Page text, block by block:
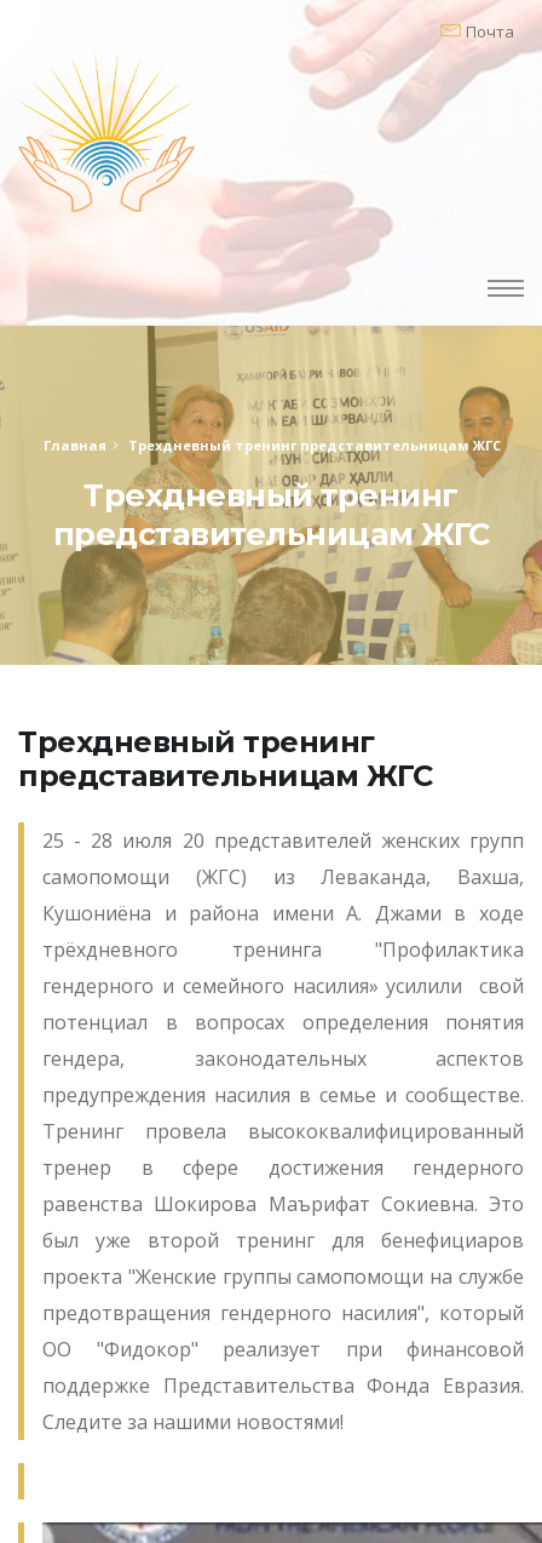
Почта
Главная Трехдневный тренинг представительницам ЖГС
Трехдневный тренинг
представительницам ЖГС
Трехдневный тренинг
представительницам ЖГС
25 - 28 июля 20 представителей женских групп
самопомощи (ЖГС) из Леваканда, Вахша,
Кушониёна и района имени А. Джами в ходе
трёхдневного тренинга "Профилактика
гендерного и семейного насилия» усилили свой
потенциал в вопросах определения понятия
гендера, законодательных аспектов
предупреждения насилия в семье и сообществе.
Тренинг провела высококвалифицированный
тренер в сфере достижения гендерного
равенства Шокирова Маърифат Сокиевна. Это
был уже второй тренинг для бенефициаров
проекта "Женские группы самопомощи на службе
предотвращения гендерного насилия", который
ОО "Фидокор" реализует при финансовой
поддержке Представительства Фонда Евразия.
Следите за нашими новостями!